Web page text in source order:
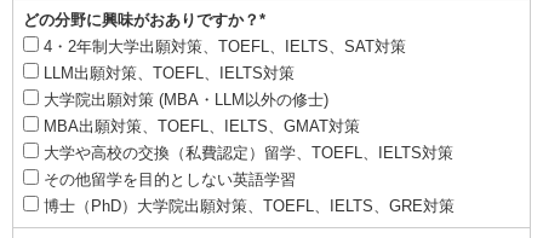
どの分野に興味がおありですか？*
4・2年制大学出願対策、TOEFL、IELTS、SAT対策
LLM出願対策、TOEFL、IELTS対策
大学院出願対策 (MBA・LLM以外の修士)
MBA出願対策、TOEFL、IELTS、GMAT対策
大学や高校の交換（私費認定）留学、TOEFL、IELTS対策
その他留学を目的としない英語学習
博士（PhD）大学院出願対策、TOEFL、IELTS、GRE対策